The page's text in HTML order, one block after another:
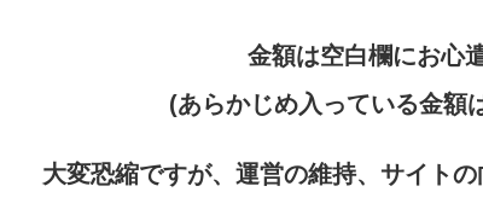
金額は空白欄にお心
(あらかじめ入っている金額
大変恐縮ですが、運営の維持、サイト